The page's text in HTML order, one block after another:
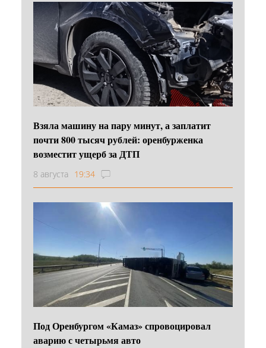
Взяла машину на пару минут, а заплатит
почти 800 тысяч рублей: оренбурженка
возместит ущерб за ДТП
8 августа 19:34
Под Оренбургом «Камаз» спровоцировал
аварию с четырьмя авто